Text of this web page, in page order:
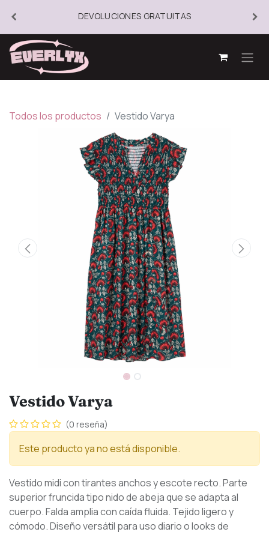
DEVOLUCIONES GRATUITAS
Todos los productos Vestido Varya
Vestido Varya
(0 reseña)
Este producto ya no está disponible.
Vestido midi con tirantes anchos y escote recto. Parte
superior fruncida tipo nido de abeja que se adapta al
cuerpo. Falda amplia con caída fluida. Tejido ligero y
cómodo. Diseño versátil para uso diario o looks de